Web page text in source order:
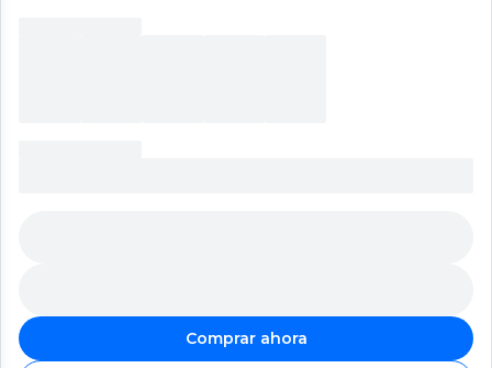
Comprar ahora